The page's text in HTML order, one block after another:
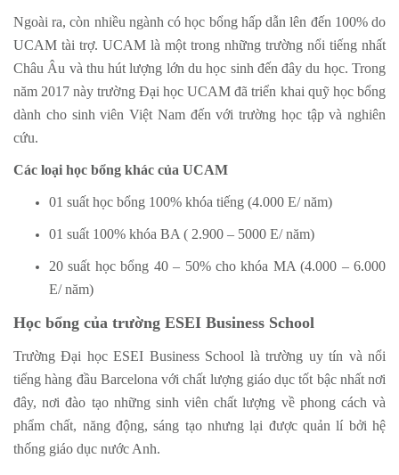
Ngoài ra, còn nhiều ngành có học bổng hấp dẫn lên đến 100% do
UCAM tài trợ. UCAM là một trong những trường nổi tiếng nhất
Châu Âu và thu hút lượng lớn du học sinh đến đây du học. Trong
năm 2017 này trường Đại học UCAM đã triển khai quỹ học bổng
dành cho sinh viên Việt Nam đến với trường học tập và nghiên
cứu.
Các loại học bổng khác của UCAM
01 suất học bổng 100% khóa tiếng (4.000 E/ năm)
01 suất 100% khóa BA ( 2.900 – 5000 E/ năm)
20 suất học bổng 40 – 50% cho khóa MA (4.000 – 6.000
E/ năm)
Học bổng của trường ESEI Business School
Trường Đại học ESEI Business School là trường uy tín và nổi
tiếng hàng đầu Barcelona với chất lượng giáo dục tốt bậc nhất nơi
đây, nơi đào tạo những sinh viên chất lượng về phong cách và
phẩm chất, năng động, sáng tạo nhưng lại được quản lí bởi hệ
thống giáo dục nước Anh.